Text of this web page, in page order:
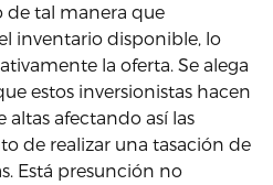
tal manera que
inventario disponible, lo
la oferta. Se alega
estos inversionistas hacen
afectando así las
de realizar una tasación de
Está presunción no